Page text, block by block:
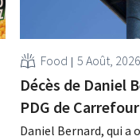
Food 5 Août, 2026
Décès de Daniel
PDG de Carrefour
Daniel Bernard, qui a